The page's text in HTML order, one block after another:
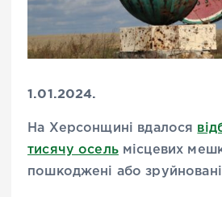
1.01.2024.
На Херсонщині вдалося
тисячу осельмісцевих
пошкоджені або